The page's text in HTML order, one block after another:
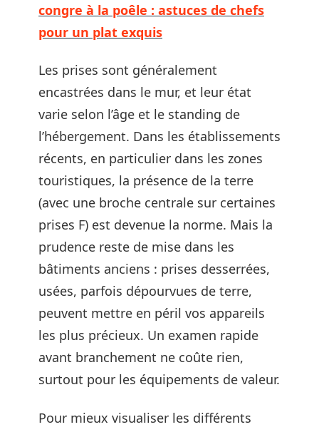
congre à la poêle : astuces de chefs
pour un plat exquis
Les prises sont généralement
encastrées dans le mur, et leur état
varie selon l’âge et le standing de
l’hébergement. Dans les établissements
récents, en particulier dans les zones
touristiques, la présence de la terre
(avec une broche centrale sur certaines
prises F) est devenue la norme. Mais la
prudence reste de mise dans les
bâtiments anciens : prises desserrées,
usées, parfois dépourvues de terre,
peuvent mettre en péril vos appareils
les plus précieux. Un examen rapide
avant branchement ne coûte rien,
surtout pour les équipements de valeur.
Pour mieux visualiser les différents